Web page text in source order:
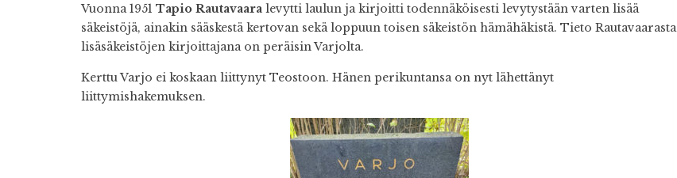
Vuonna 1951 Tapio Rautavaara levytti laulun ja kirjoitti todennäköisesti levytystään varten lisää
säkeistöjä, ainakin sääskestä kertovan sekä loppuun toisen säkeistön hämähäkistä. Tieto Rautavaarasta
lisäsäkeistöjen kirjoittajana on peräisin Varjolta.
Kerttu Varjo ei koskaan liittynyt Teostoon. Hänen perikuntansa on nyt lähettänyt
liittymishakemuksen.